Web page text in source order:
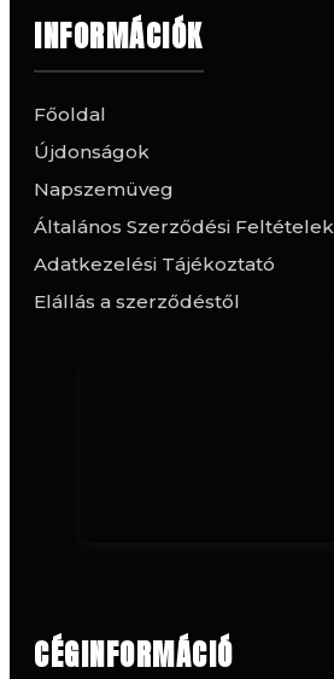
INFORMÁCIÓK
Főoldal
Újdonságok
Napszemüveg
Általános Szerződési Feltételek
Adatkezelési Tájékoztató
Elállás a szerződéstől
CÉGINFORMÁCIÓ